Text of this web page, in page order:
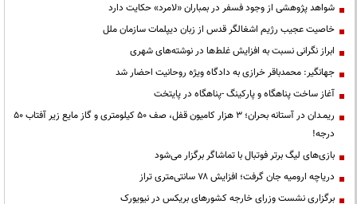
شواهد پژوهشی از وجود فسفر در بمباران «لامرد» حکایت دارد
خاصیت عجیب رژیم اشغالگر قدس از زبان دیپلمات سازمان ملل
ابراز نگرانی نسبت به افزایش غلط‌ها در نوشته‌های شهری
جهانگیر: محمدباقر خرازی به دادگاه ویژه روحانیت احضار شد
آغاز ساخت پناهگاه و پارکینگ -پناهگاه در پایتخت
ریمـدان در آستانه بحران؛ ۳ هزار کامیون قفل، صف ۵۰ کیلومتری و گاز مایع زیر آفتاب ۵۰
درجه!
بازی‌های لیگ برتر فوتبال با تماشاگر برگزار می‌شود
دریاچه ارومیه جان گرفت؛ افزایش ۷۸ سانتی‌متری تراز
برگزاری نشست وزرای خارجه کشورهای بریکس در نیویورک